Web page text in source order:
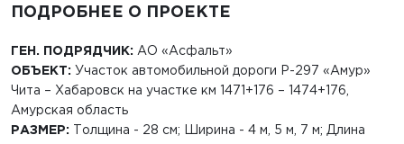
ПОДРОБНЕЕ О ПРОЕКТЕ
ГЕН. ПОДРЯДЧИК: АО «Асфальт»
ОБЪЕКТ: Участок автомобильной дороги Р-297 «Амур»
Чита – Хабаровск на участке км 1471+176 – 1474+176,
Амурская область
РАЗМЕР: Толщина - 28 см; Ширина - 4 м, 5 м, 7 м; Длина